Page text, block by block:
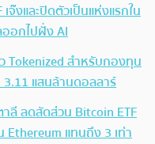
จ๊งและปิดตัวเป็นแห่งแรกใน
อกไปฝั่ง AI
Tokenized สำหรับกองทุน
แสนล้านดอลลาร์
ลี ลดสัดส่วน Bitcoin ETF
Ethereum แทนถึง 3 เท่า